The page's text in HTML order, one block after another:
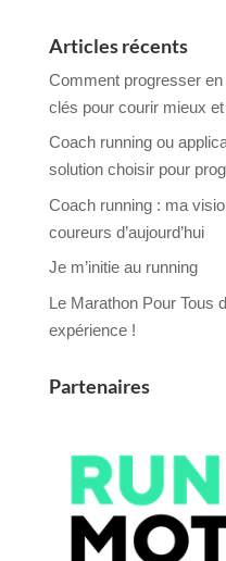
Articles récents
Comment progresser
clés pour courir mieux
Coach running ou
solution choisir pour
Coach running : ma
coureurs d’aujourd’hui
Je m’initie au running
Le Marathon Pour Tous
expérience !
Partenaires